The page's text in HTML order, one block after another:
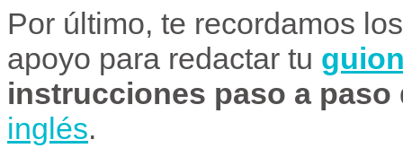
Por último, te recordamos
apoyo para redactar tu
instrucciones paso a paso
inglés.